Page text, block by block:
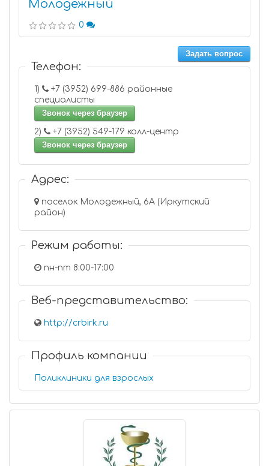
Молодежный
0
Задать вопрос
Телефон:
1)
специалисты
Звонок через браузер
2)
+7 (3952) 549-179 колл-центр
Звонок через браузер
Адрес:
поселок Молодежный, 6А (Иркутский
район)
Режим работы:
пн-пт 8:00-17:00
Веб-представительство:
http://crbirk.ru
Профиль компании
Поликлиники для взрослых